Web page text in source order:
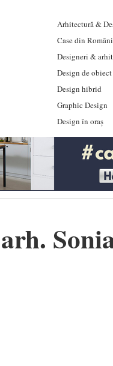
Arhitectură &
Case din
Designeri &
Design de obiect
Design hibrid
Graphic Design
Design în oraș
arh.